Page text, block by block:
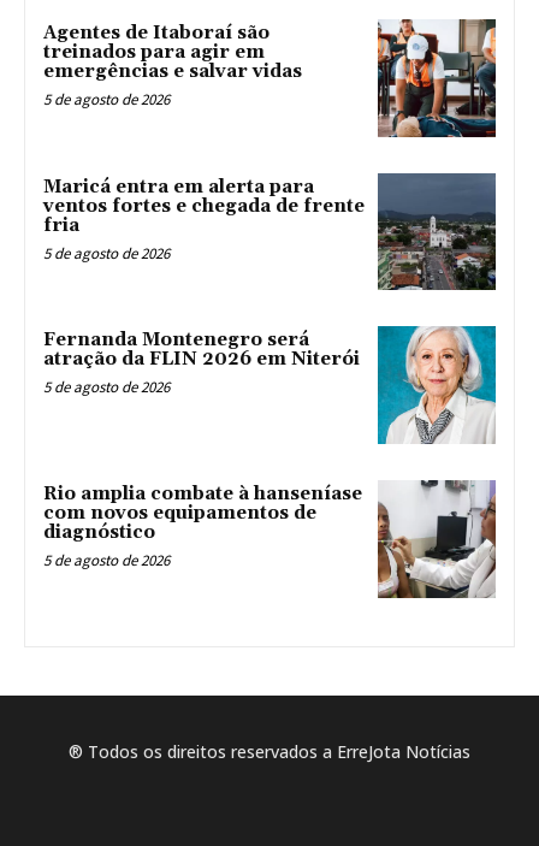
Agentes de Itaboraí são
treinados para agir em
emergências e salvar vidas
5 de agosto de 2026
Maricá entra em alerta para
ventos fortes e chegada de frente
fria
5 de agosto de 2026
Fernanda Montenegro será
atração da FLIN 2026 em Niterói
5 de agosto de 2026
Rio amplia combate à hanseníase
com novos equipamentos de
diagnóstico
5 de agosto de 2026
® Todos os direitos reservados a ErreJota Notícias